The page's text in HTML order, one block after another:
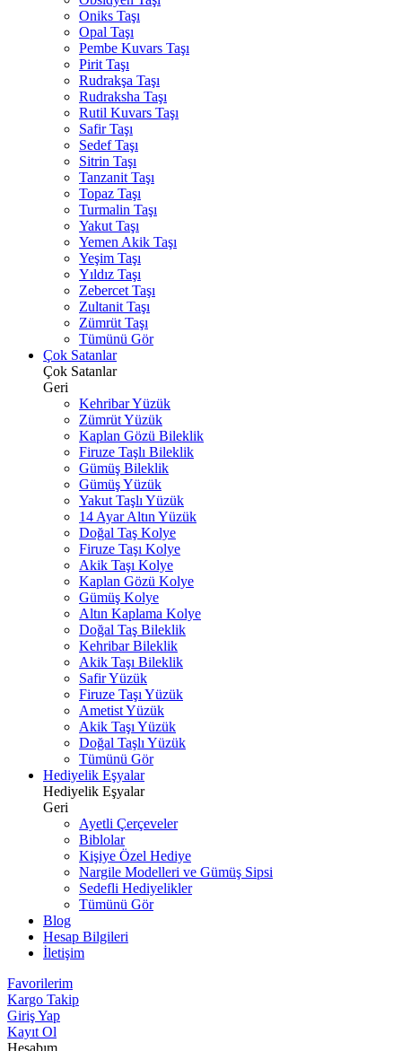
Oniks Taşı
Opal Taşı
Pembe Kuvars Taşı
Pirit Taşı
Rudrakşa Taşı
Rudraksha Taşı
Rutil Kuvars Taşı
Safir Taşı
Sedef Taşı
Sitrin Taşı
Tanzanit Taşı
Topaz Taşı
Turmalin Taşı
Yakut Taşı
Yemen Akik Taşı
Yeşim Taşı
Yıldız Taşı
Zebercet Taşı
Zultanit Taşı
Zümrüt Taşı
Tümünü Gör
Çok Satanlar
Çok Satanlar
Geri
Kehribar Yüzük
Zümrüt Yüzük
Kaplan Gözü Bileklik
Firuze Taşlı Bileklik
Gümüş Bileklik
Gümüş Yüzük
Yakut Taşlı Yüzük
14 Ayar Altın Yüzük
Doğal Taş Kolye
Firuze Taşı Kolye
Akik Taşı Kolye
Kaplan Gözü Kolye
Gümüş Kolye
Altın Kaplama Kolye
Doğal Taş Bileklik
Kehribar Bileklik
Akik Taşı Bileklik
Safir Yüzük
Firuze Taşı Yüzük
Ametist Yüzük
Akik Taşı Yüzük
Doğal Taşlı Yüzük
Tümünü Gör
Hediyelik Eşyalar
Hediyelik Eşyalar
Geri
Ayetli Çerçeveler
Biblolar
Kişiye Özel Hediye
Nargile Modelleri ve Gümüş Sipsi
Sedefli Hediyelikler
Tümünü Gör
Blog
Hesap Bilgileri
İletişim
Favorilerim
Kargo Takip
Giriş Yap
Kayıt Ol
Hesabım